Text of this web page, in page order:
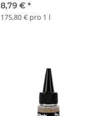
8,79 € *
175,80 € pro 1 l